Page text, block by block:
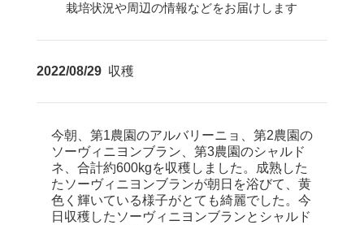
栽培状況や周辺の情報などをお届けします
2022/08/29収穫
今朝、第1農園のアルバリーニョ、第2農園の
ソーヴィニヨンブラン、第3農園のシャルド
ネ、合計約600kgを収穫しました。成熟した
たソーヴィニヨンブランが朝日を浴びて、黄
色く輝いている様子がとても綺麗でした。今
日収穫したソーヴィニヨンブランとシャルド